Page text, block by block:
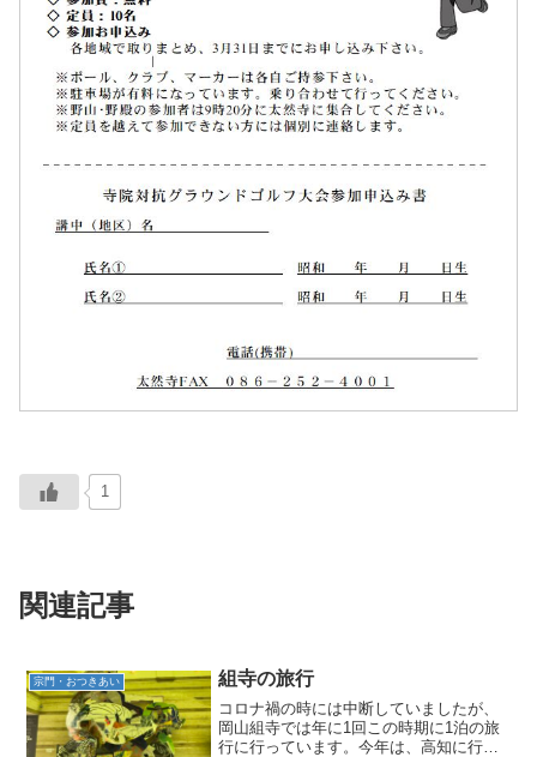
1
関連記事
宗門・おつきあい 組寺の旅行
コロナ禍の時には中断していましたが、
岡山組寺では年に1回この時期に1泊の旅
行に行っています。今年は、高知に行っ